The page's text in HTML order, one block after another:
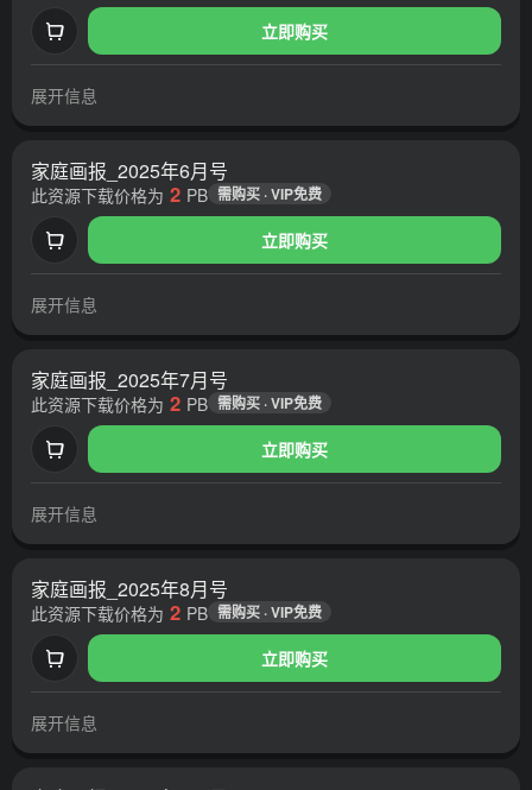
立即购买
展开信息
家庭画报_2025年6月号
立即购买
此资源下载价格为 2 PB 需购买 · VIP免费
展开信息
家庭画报_2025年7月号
立即购买
此资源下载价格为 2 PB 需购买 · VIP免费
展开信息
家庭画报_2025年8月号
立即购买
此资源下载价格为 2 PB 需购买 · VIP免费
展开信息